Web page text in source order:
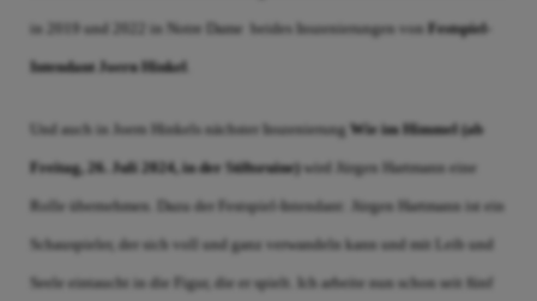
in 2019 und 2022 in Notre Dame  beides Inszenierungen von Festspiel-
Intendant Joern Hinkel
Und auch in Joern Hinkels nächster Inszenierung Wie im Himmel (ab
Freitag, 26. Juli 2024, in der Stiftsruine)wird Jürgen Hartmann eine
Rolle übernehmen. Dazu der Festspiel-Intendant: Jürgen Hartmann ist ein
Schauspieler, der sich voll und ganz verwandeln kann und mit Leib und
Seele eintaucht in die Figur, die er spielt. Ich arbeite nun schon seit fünf